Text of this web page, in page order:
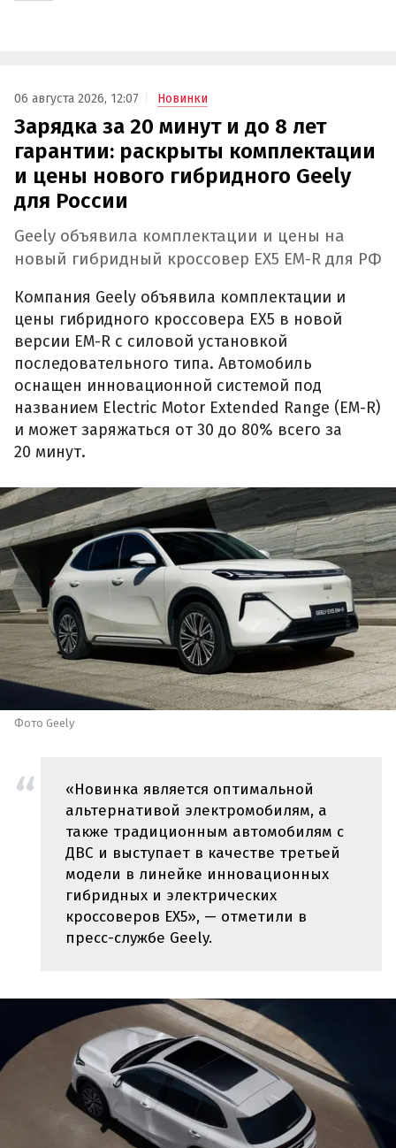
06 августа 2026, 12:07 Новинки
Зарядка за 20 минут и до 8 лет
гарантии: раскрыты комплектации
и цены нового гибридного Geely
для России
Geely объявила комплектации и цены на
новый гибридный кроссовер EX5 EM-R для РФ
Компания Geely объявила комплектации и
цены гибридного кроссовера EX5 в новой
версии EM-R с силовой установкой
последовательного типа. Автомобиль
оснащен инновационной системой под
названием Electric Motor Extended Range (EM-R)
и может заряжаться от 30 до 80% всего за
20 минут.
Фото Geely
«Новинка является оптимальной
альтернативой электромобилям, а
также традиционным автомобилям с
ДВС и выступает в качестве третьей
модели в линейке инновационных
гибридных и электрических
кроссоверов EX5», — отметили в
пресс-службе Geely.